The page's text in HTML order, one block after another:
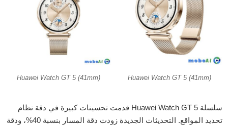
Huawei Watch GT 5 (41mm)
Huawei Watch GT 5 (41mm)
سلسلة Huawei Watch GT 5 قدمت تحسينات كبيرة في دقة نظام
تحديد المواقع. التحديثات الجديدة زودت دقة المسار بنسبة 40%، ودقة